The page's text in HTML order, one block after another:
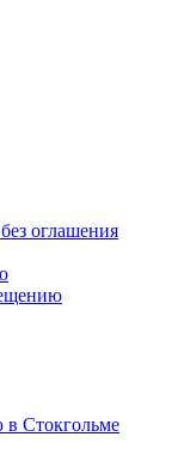
оглашения
Стокгольме